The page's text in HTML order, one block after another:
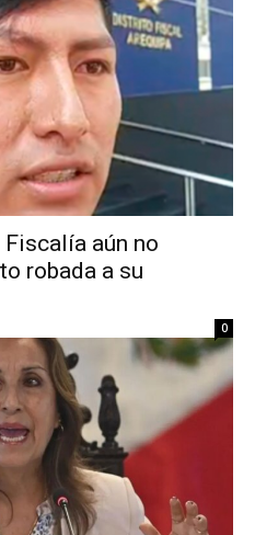
aún no
robada a su
0